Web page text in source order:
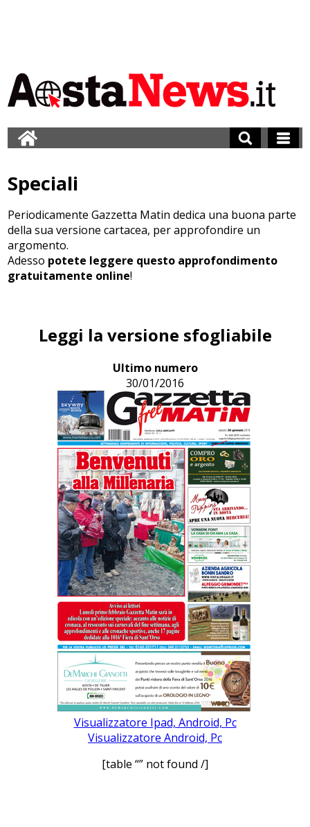
Speciali
Periodicamente Gazzetta Matin dedica una buona parte
della sua versione cartacea, per approfondire un
argomento.
Adesso potete leggere questo approfondimento
gratuitamente online!
Leggi la versione sfogliabile
Ultimo numero
30/01/2016
Visualizzatore Ipad, Android, Pc
Visualizzatore Android, Pc
[table “” not found /]